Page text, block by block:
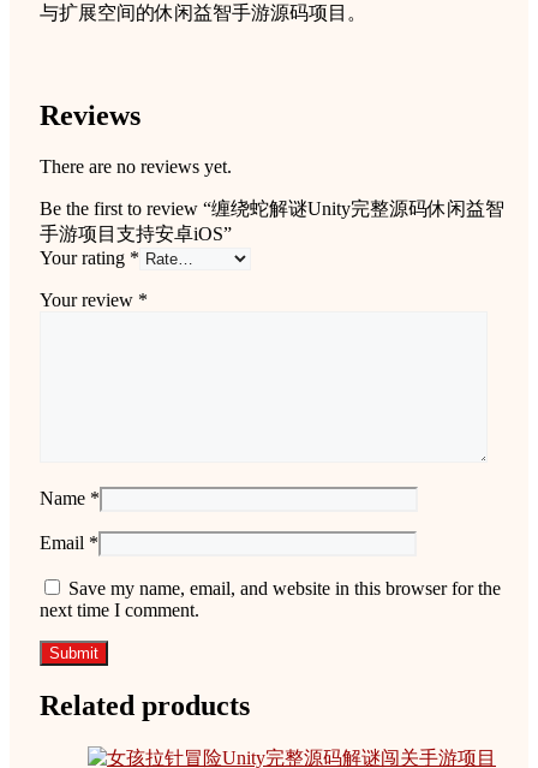
与扩展空间的休闲益智手游源码项目。
Reviews
There are no reviews yet.
Be the first to review “缠绕蛇解谜Unity完整源码休闲益智
手游项目支持安卓iOS”
Your rating *
Your review *
Name *
Email *
Save my name, email, and website in this browser for the
next time I comment.
Related products